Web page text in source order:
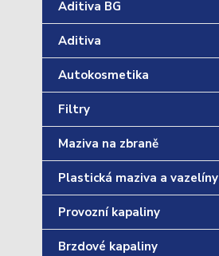
Aditiva BG
Aditiva
Autokosmetika
Filtry
Maziva na zbraně
Plastická maziva a vazelíny
Provozní kapaliny
Brzdové kapaliny